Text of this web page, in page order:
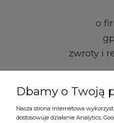
o
zwroty i
Dbamy o Twoją
Nasza strona internetowa
dostosowuje działanie Analytics,